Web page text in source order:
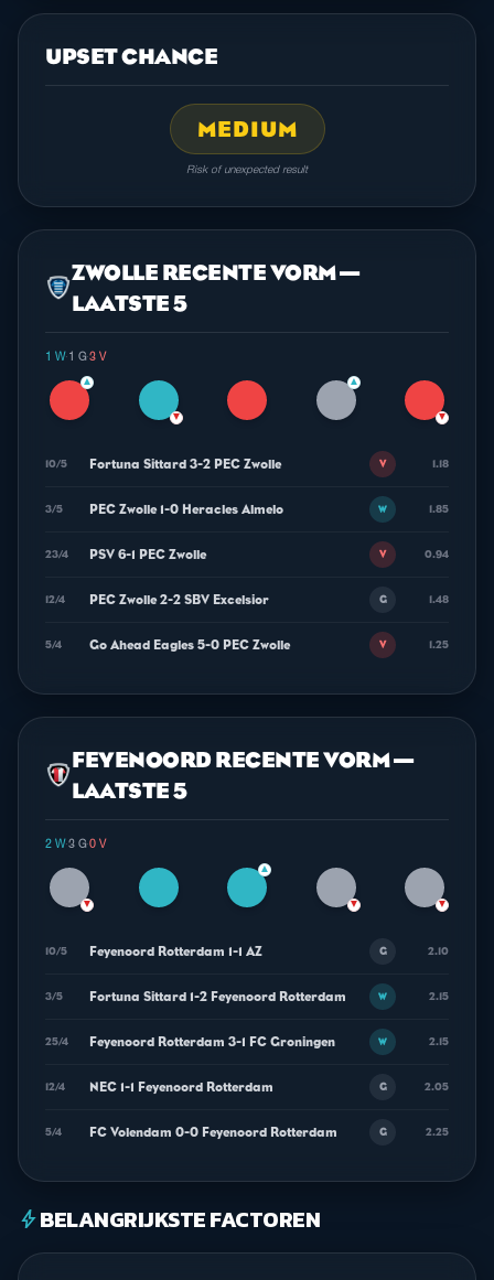
UPSET CHANCE
MEDIUM
Risk of unexpected result
ZWOLLE RECENTE VORM —
LAATSTE 5
1 W· 1 G·3 V
▲
▼
▲
▼
10/5 Fortuna Sittard 3-2 PEC Zwolle V 1.18
3/5 PEC Zwolle 1-0 Heracles Almelo W 1.85
23/4 PSV 6-1 PEC Zwolle V 0.94
12/4 PEC Zwolle 2-2 SBV Excelsior G 1.48
5/4 Go Ahead Eagles 5-0 PEC Zwolle V 1.25
FEYENOORD RECENTE VORM —
LAATSTE 5
2 W·3 G·0 V
▼
▲
▼ ▼
10/5 Feyenoord Rotterdam 1-1 AZ G 2.10
3/5 Fortuna Sittard 1-2 Feyenoord Rotterdam W 2.15
25/4 Feyenoord Rotterdam 3-1 FC Groningen W 2.15
12/4 NEC 1-1 Feyenoord Rotterdam G 2.05
5/4 FC Volendam 0-0 Feyenoord Rotterdam G 2.25
boltBELANGRIJKSTE FACTOREN